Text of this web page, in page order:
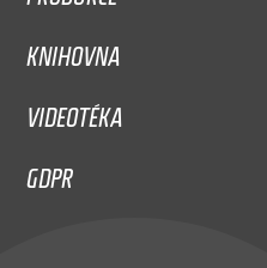
KNIHOVNA
VIDEOTÉKA
GDPR